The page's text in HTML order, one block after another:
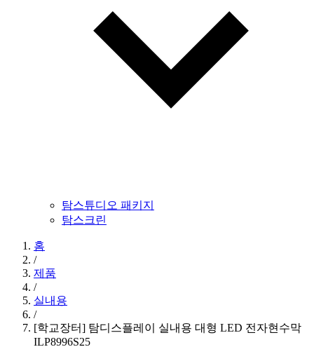
탐스튜디오 패키지
탐스크린
홈
/
제품
/
실내용
/
[학교장터] 탐디스플레이 실내용 대형 LED 전자현수막
ILP8996S25